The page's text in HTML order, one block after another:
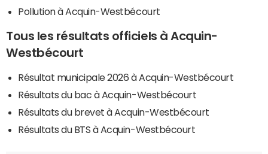
Pollution à Acquin-Westbécourt
Tous les résultats officiels à Acquin-
Westbécourt
Résultat municipale 2026 à Acquin-Westbécourt
Résultats du bac à Acquin-Westbécourt
Résultats du brevet à Acquin-Westbécourt
Résultats du BTS à Acquin-Westbécourt